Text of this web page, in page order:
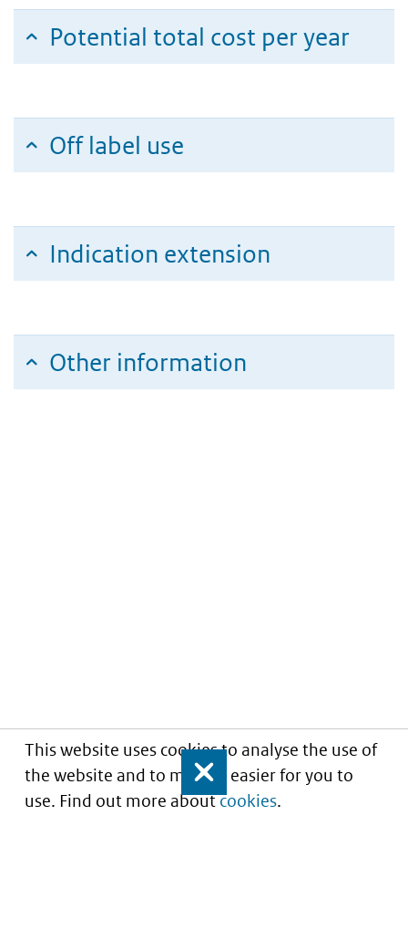
This website uses cookies to analyse the use of
the website and to make it easier for you to
use. Find out more aboutcookies.
Close
Potential total cost per year
Off label use
Indication extension
Other information